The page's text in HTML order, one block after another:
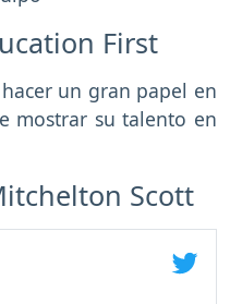
First
un gran papel en
mostrar su talento en
Scott